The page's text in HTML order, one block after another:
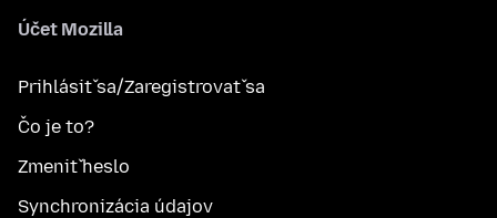
Účet Mozilla
Prihlásiť sa/Zaregistrovať sa
Čo je to?
Zmeniť heslo
Synchronizácia údajov